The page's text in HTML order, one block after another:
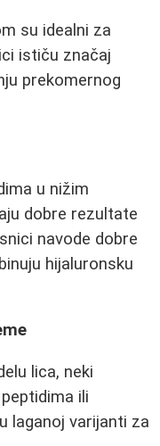
su idealni za
ističu značaj
prekomernog
u nižim
dobre rezultate
navode dobre
hijaluronsku
lica, neki
ili
laganoj varijanti za